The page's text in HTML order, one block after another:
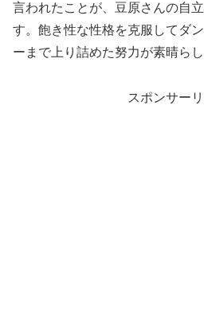
言われたことが、豆原さんの自
す。飽き性な性格を克服してダ
ーまで上り詰めた努力が素晴らし
スポンサー